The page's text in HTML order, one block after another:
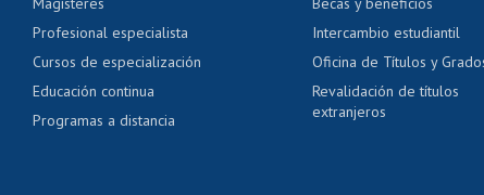
Mi Uchile
Profesional especialista
Cursos de especialización
Educación continua
Programas a distancia
Intercambio estudiantil
Oficina de Títulos y
Revalidación de títulos
extranjeros